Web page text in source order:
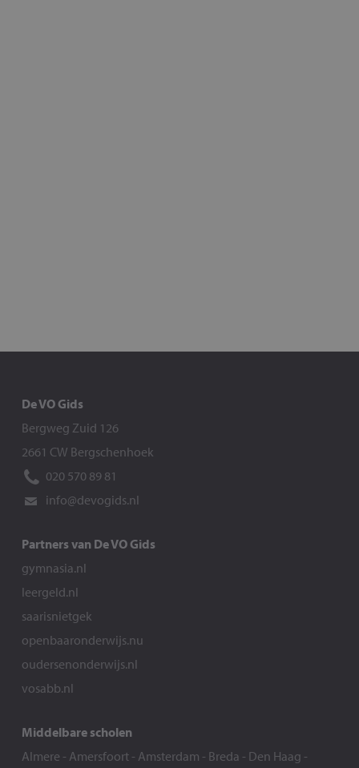
De VO Gids
Bergweg Zuid 126
2661 CW Bergschenhoek
020 570 89 81
info@devogids.nl
Partners van De VO Gids
gymnasia.nl
leergeld.nl
saarisnietgek
openbaaronderwijs.nu
oudersenonderwijs.nl
vosabb.nl
Middelbare scholen
Almere - Amersfoort- Amsterdam - Breda - Den Haag -